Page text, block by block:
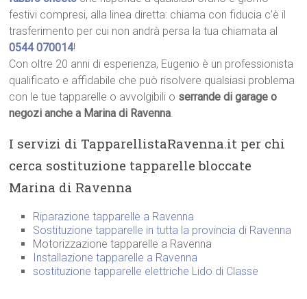
festivi compresi, alla linea diretta: chiama con fiducia c’è il
trasferimento per cui non andrà persa la tua chiamata al
0544 070014!
Con oltre 20 anni di esperienza, Eugenio è un professionista
qualificato e affidabile che può risolvere qualsiasi problema
con le tue tapparelle o avvolgibili o serrande di garage o
negozi anche a Marina di Ravenna.
I servizi di TapparellistaRavenna.it per chi
cerca sostituzione tapparelle bloccate
Marina di Ravenna
Riparazione tapparelle a Ravenna
Sostituzione tapparelle in tutta la provincia di Ravenna
Motorizzazione tapparelle a Ravenna
Installazione tapparelle a Ravenna
sostituzione tapparelle elettriche Lido di Classe